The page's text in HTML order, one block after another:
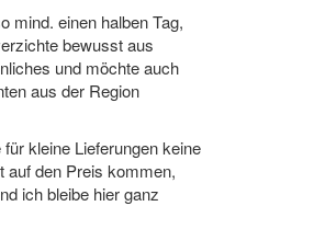
mind. einen halben Tag,
bewusst aus
und möchte auch
aus der Region
kleine Lieferungen keine
auf den Preis kommen,
ich bleibe hier ganz